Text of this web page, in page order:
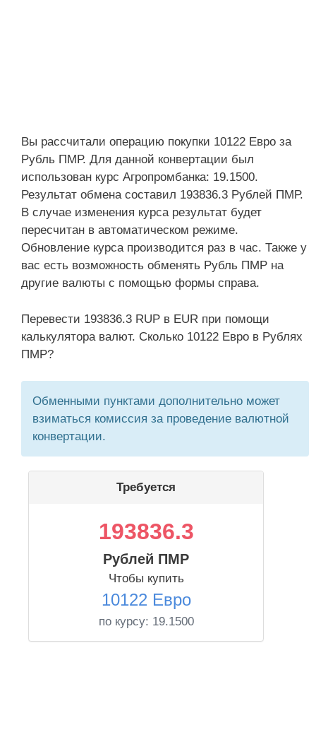
Вы рассчитали операцию покупки 10122 Евро за
Рубль ПМР. Для данной конвертации был
использован курс Агропромбанка: 19.1500.
Результат обмена составил 193836.3 Рублей ПМР.
В случае изменения курса результат будет
пересчитан в автоматическом режиме.
Обновление курса производится раз в час. Также у
вас есть возможность обменять Рубль ПМР на
другие валюты с помощью формы справа.
Перевести 193836.3 RUP в EUR при помощи
калькулятора валют. Сколько 10122 Евро в Рублях
ПМР?
Обменными пунктами дополнительно может
взиматься комиссия за проведение валютной
конвертации.
Требуется
193836.3
Рублей ПМР
Чтобы купить
10122 Евро
по курсу: 19.1500